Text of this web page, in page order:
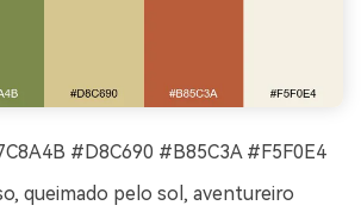
#D8C690 #B85C3A #F5F0E4
queimado pelo sol, aventureiro